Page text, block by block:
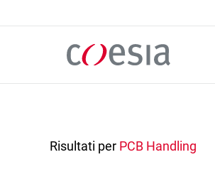
Risultati per PCB Handling